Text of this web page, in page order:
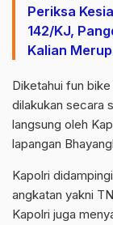
Periksa
142/KJ,
Kalian
Diketahui fun
dilakukan secara
langsung oleh
lapangan
Kapolri
angkatan yakni
Kapolri juga